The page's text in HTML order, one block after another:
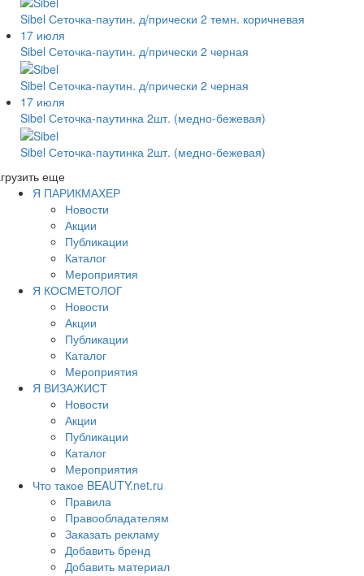
Sibel Сеточка-паутин. д/прически 2 темн. коричневая
17 июля
Sibel Сеточка-паутин. д/прически 2 черная
Sibel Сеточка-паутин. д/прически 2 черная
17 июля
Sibel Сеточка-паутинка 2шт. (медно-бежевая)
Sibel Сеточка-паутинка 2шт. (медно-бежевая)
еще
Я ПАРИКМАХЕР
Новости
Акции
Публикации
Каталог
Мероприятия
Я КОСМЕТОЛОГ
Новости
Акции
Публикации
Каталог
Мероприятия
Я ВИЗАЖИСТ
Новости
Акции
Публикации
Каталог
Мероприятия
Что такое BEAUTY.net.ru
Правила
Правообладателям
Заказать рекламу
Добавить бренд
Добавить материал